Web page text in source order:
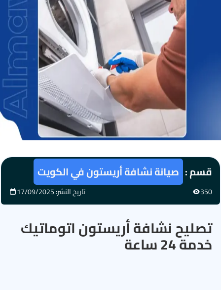
قسم : صيانة نشافة أريستون في الكويت
350 تاريخ النشر: 17/09/2025
تصليح نشافة أريستون اتوماتيك
خدمة 24 ساعة